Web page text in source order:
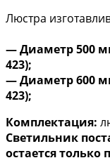
Люстра
— Диаметр 500
423);
— Диаметр 600
423);
Комплектация:
Светильник
остается только